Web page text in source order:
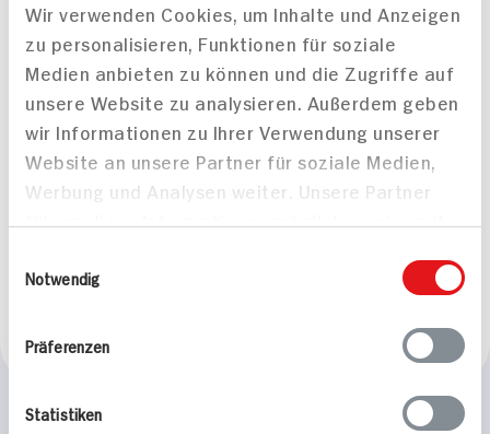
Wir verwenden Cookies, um Inhalte und Anzeigen
zu personalisieren, Funktionen für soziale
Medien anbieten zu können und die Zugriffe auf
unsere Website zu analysieren. Außerdem geben
wir Informationen zu Ihrer Verwendung unserer
Website an unsere Partner für soziale Medien,
Werbung und Analysen weiter. Unsere Partner
bereitgestellt haben oder die sie im Rahmen
Notwendig
Präferenzen
Statistiken
Passende Rezepte
90 min
Schwer